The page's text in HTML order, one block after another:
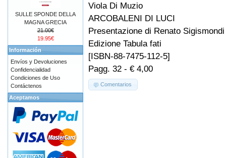
Viola Di Muzio
ARCOBALENI DI LUCI
Presentazione di Renato Sigismondi
Edizione Tabula fati
[ISBN-88-7475-112-5]
Pagg. 32 - € 4,00
Comentarios
SULLE SPONDE DELLA
MAGNA GRECIA
21.00€
19.95€
Información
Envíos y Devoluciones
Confidencialidad
Condiciones de Uso
Contáctenos
Aceptamos